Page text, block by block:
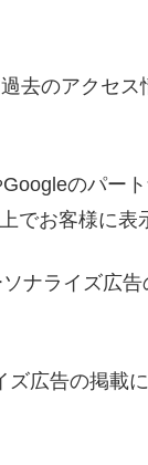
去のアクセ
のパー
でお客様に表
ナライズ広
広告の掲載